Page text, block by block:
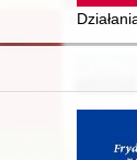
i Polski w